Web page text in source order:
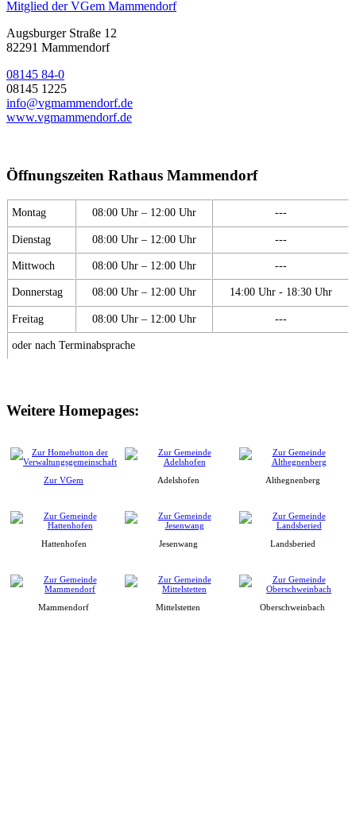
Mitglied der VGem Mammendorf
Augsburger Straße 12
82291 Mammendorf
08145 84-0
08145 1225
info@vgmammendorf.de
www.vgmammendorf.de
Öffnungszeiten Rathaus Mammendorf
Montag 08:00 Uhr – 12:00 Uhr ---
Dienstag 08:00 Uhr – 12:00 Uhr ---
Mittwoch 08:00 Uhr – 12:00 Uhr ---
Donnerstag 08:00 Uhr – 12:00 Uhr 14:00 Uhr - 18:30 Uhr
Freitag 08:00 Uhr – 12:00 Uhr ---
oder nach Terminabsprache
Weitere Homepages:
Zur VGem Adelshofen Althegnenberg
Hattenhofen Jesenwang Landsberied
Mammendorf Mittelstetten Oberschweinbach